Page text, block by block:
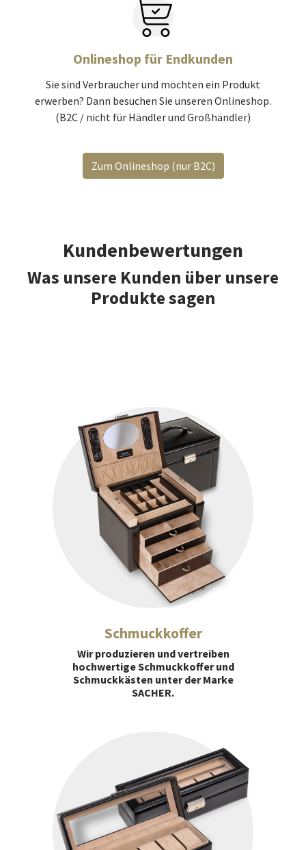
Onlineshop für Endkunden
Sie sind Verbraucher und möchten ein Produkt
erwerben? Dann besuchen Sie unseren Onlineshop.
(B2C / nicht für Händler und Großhändler)
Zum Onlineshop (nur B2C)
Kundenbewertungen
Was unsere Kunden über unsere
Produkte sagen
Schmuckkoffer
Wir produzieren und vertreiben
hochwertige Schmuckkoffer und
Schmuckkästen unter der Marke
SACHER.